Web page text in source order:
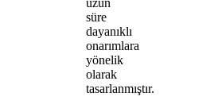
süre
dayanıklı
onarımlara
yönelik
olarak
tasarlanmıştır.